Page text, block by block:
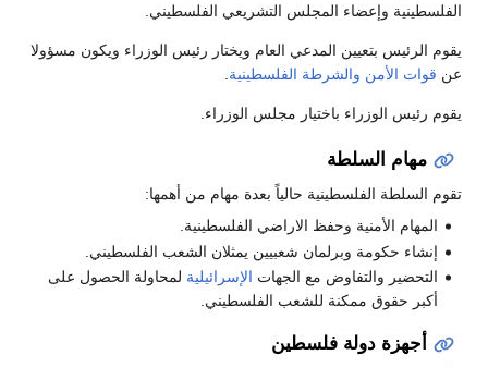
الفلسطينية وإعضاء المجلس التشريعي الفلسطيني.
يقوم الرئيس بتعيين المدعي العام ويختار رئيس الوزراء ويكون مسؤولا
عن قوات الأمن والشرطة الفلسطينية
يقوم رئيس الوزراء باختيار مجلس الوزراء.
مهام السلطة
تقوم السلطة الفلسطينية حالياً بعدة مهام من أهمها:
المهام الأمنية وحفظ الاراضي الفلسطينية.
إنشاء حكومة وبرلمان شعبيين يمثلان الشعب الفلسطيني.
التحضير والتفاوض مع الجهات الإسرائيلية لمحاولة الحصول على
أكبر حقوق ممكنة للشعب الفلسطيني.
أجهزة دولة فلسطين